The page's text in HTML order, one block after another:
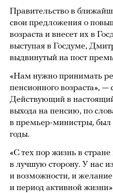
Правительство в
свои предложения о
возраста и внесет их в
выступая в Госдуме,
выдвинутый на пост
«Нам нужно принимать
пенсионного возраста»,
Действующий в
выхода на пенсию, по
в премьер-министры, был
годы.
«С тех пор жизнь в
в лучшую сторону. У нас
и возможности, и
и период активной